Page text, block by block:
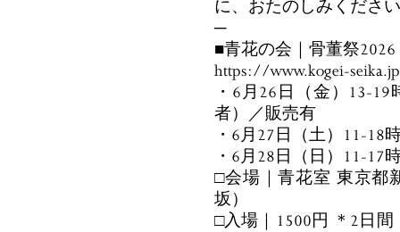
に、おたのしみくださ
─
■青花の会｜骨董祭2026
https://www.kogei-
・6月26日（金）13-
者）／販売有
・6月27日（土）11-18
・6月28日（日）11-17
□会場｜青花室 東京都
坂）
□入場｜1500円 ＊2日